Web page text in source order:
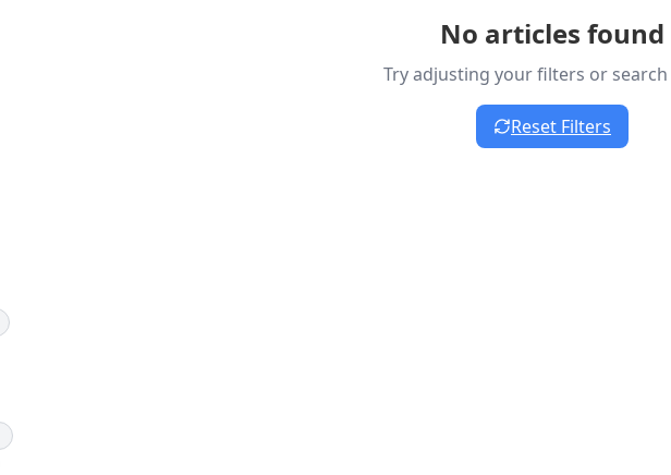
No articles found
Try adjusting your filters or
Reset Filters